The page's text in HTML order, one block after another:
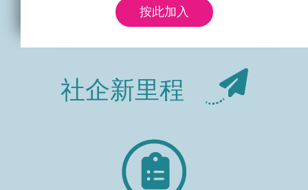
按此加入
社企新里程